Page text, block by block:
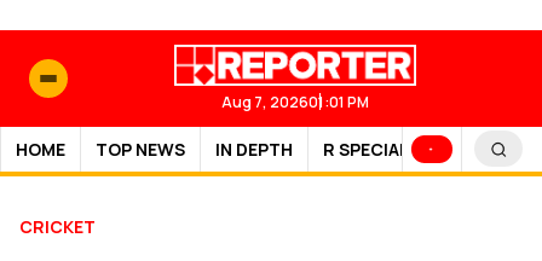
Aug 7, 202601:01 PM
HOME TOP NEWS IN DEPTH R SPECIAL SPORTS
CRICKET